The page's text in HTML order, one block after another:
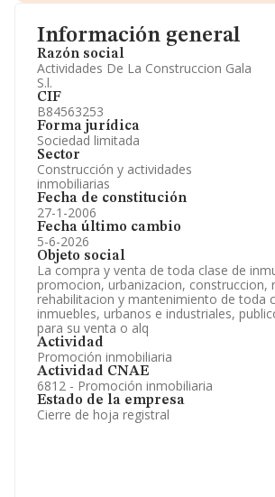
Información general
Razón social
Actividades De La Construccion Gala
S.l.
CIF
B84563253
Forma jurídica
Sociedad limitada
Sector
Construcción y actividades
inmobiliarias
Fecha de constitución
27-1-2006
Fecha último cambio
5-6-2026
Objeto social
La compra y venta de toda clase de
promocion, urbanizacion, construccion,
rehabilitacion y mantenimiento de toda
inmuebles, urbanos e industriales,
para su venta o alq
Actividad
Promoción inmobiliaria
Actividad CNAE
6812 - Promoción inmobiliaria
Estado de la empresa
Cierre de hoja registral
Información oficial y registral